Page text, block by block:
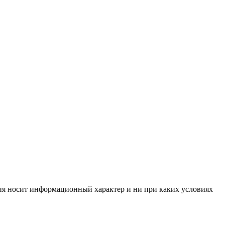
носит информационный характер и ни при каких условиях